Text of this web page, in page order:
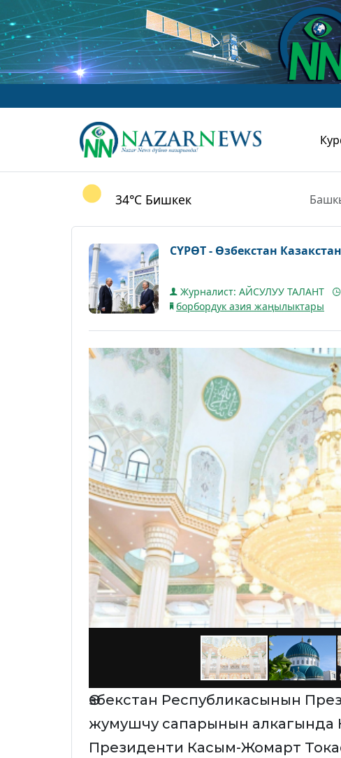
34°C Бишкек
СҮРӨТ - Өзбекстан
Журналист: АЙСУЛУУ ТАЛАНТ
борбордук азия жаңылыктары
Өзбекстан Республикасынын
жумушчу сапарынын алкагында
Президенти Касым-Жомарт